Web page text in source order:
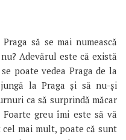
să se mai numească
Adevărul este că există
poate vedea Praga de la
la Praga și să nu-și
ca să surprindă măcar
Foarte greu îmi este să vă
mai mult, poate că sunt